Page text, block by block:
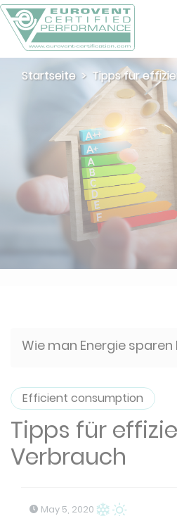
Startseite Tipps für
Wie man Energie sparen
Efficient consumption
Tipps für
Verbrauch
May 5, 2020